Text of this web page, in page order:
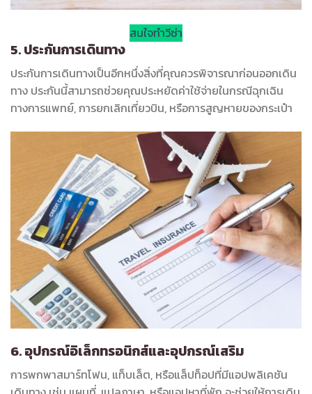
สนใจทำวีซ่า
5. ประกันการเดินทาง
ประกันการเดินทางเป็นอีกหนึ่งสิ่งที่คุณควรพิจารณาก่อนออกเดิน
ทาง ประกันนี้สามารถช่วยคุณประหยัดค่าใช้จ่ายในกรณีฉุกเฉิน
ทางการแพทย์, การยกเลิกเที่ยวบิน, หรือการสูญหายของกระเป๋า
6. อุปกรณ์อิเล็กทรอนิกส์และอุปกรณ์เสริม
การพกพาสมาร์ทโฟน, แท็บเล็ต, หรือแล็ปท็อปที่มีแอปพลิเคชัน